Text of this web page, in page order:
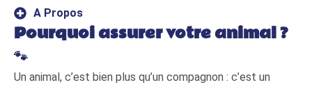
A Propos
Pourquoi assurer votre animal ?
🐾
Un animal, c’est bien plus qu’un compagnon : c’est un